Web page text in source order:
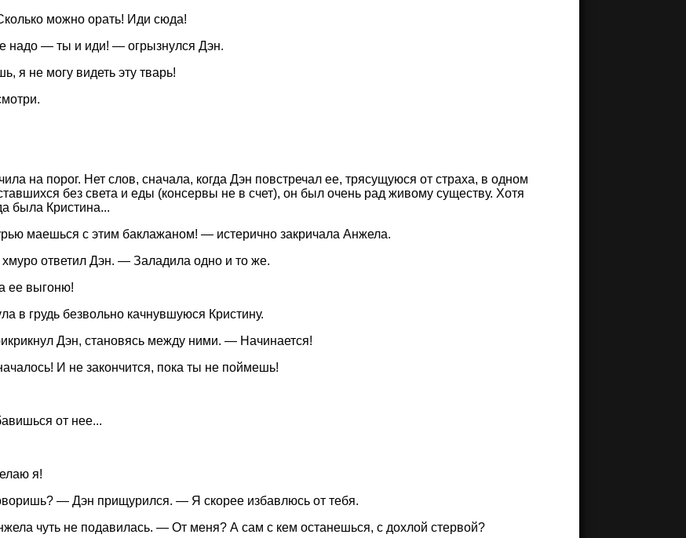
можно орать! Иди сюда!
надо — ты и иди! — огрызнулся Дэн.
я не могу видеть эту тварь!
на порог. Нет слов, сначала, когда Дэн повстречал ее, трясущуюся от страха, в одном
без света и еды (консервы не в счет), он был очень рад живому существу. Хотя
была Кристина...
маешься с этим баклажаном! — истерично закричала Анжела.
ответил Дэн. — Заладила одно и то же.
ее выгоню!
в грудь безвольно качнувшуюся Кристину.
Дэн, становясь между ними. — Начинается!
И не закончится, пока ты не поймешь!
от нее...
я!
— Дэн прищурился. — Я скорее избавлюсь от тебя.
чуть не подавилась. — От меня? А сам с кем останешься, с дохлой стервой?